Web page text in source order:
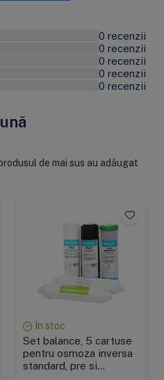
0 recenzii
0 recenzii
0 recenzii
0 recenzii
0 recenzii
de mai sus au adăugat
În stoc
Set balance, 5 cartuse
pentru osmoza inversa
standard, pre si